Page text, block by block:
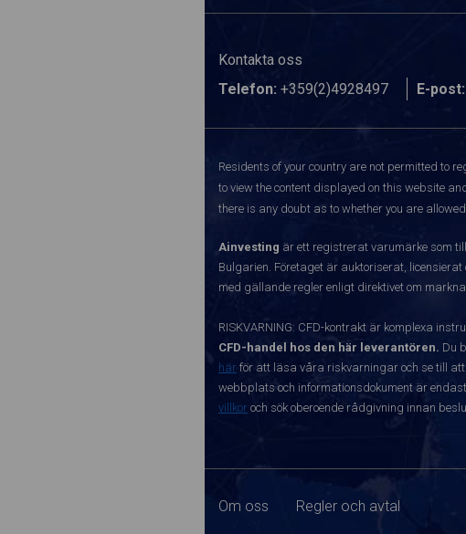
Kontakta oss
Telefon: +359(2)4928497 E-post:
Residents of your country are not permitted to
to view the content displayed on this website
there is any doubt as to whether you are
Ainvesting är ett registrerat varumärke som
Bulgarien. Företaget är auktoriserat, licensierat
med gällande regler enligt direktivet om
RISKVARNING: CFD-kontrakt är komplexa
CFD-handel hos den här leverantören. Du
här för att läsa våra riskvarningar och se till
webbplats och informationsdokument är
villkor och sök oberoende rådgivning innan
Om oss Regler och avtal